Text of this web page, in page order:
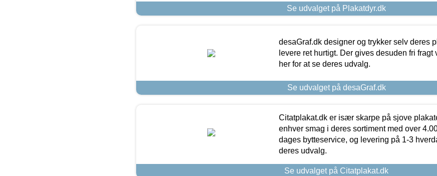
Se udvalget på Plakatdyr.dk
desaGraf.dk designer og trykker selv deres
levere ret hurtigt. Der gives desuden fri
her for at se deres udvalg.
Se udvalget på desaGraf.dk
Citatplakat.dk er især skarpe på sjove
enhver smag i deres sortiment med over
dages bytteservice, og levering på 1-3
deres udvalg.
Se udvalget på Citatplakat.dk